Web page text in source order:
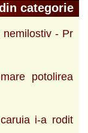
categorie
- Pr
potolirea
i-a rodit